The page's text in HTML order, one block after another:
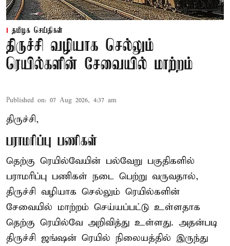
தமிழக செய்திகள்
திருச்சி வழியாக செல்லும்
ரெயில்களின் சேவையில் மாற்றம்
Published on: 07 Aug 2026, 4:37 am
திருச்சி,
பராமரிப்பு பணிகள்
தெற்கு ரெயில்வேயின் பல்வேறு பகுதிகளில்
பராமரிப்பு பணிகள் நடை பெற்று வருவதால்,
திருச்சி வழியாக செல்லும் ரெயில்களின்
சேவையில் மாற்றம் செய்யப்பட்டு உள்ளதாக
தெற்கு ரெயில்வே அறிவித்து உள்ளது. அதன்படி
திருச்சி ஜங்ஷன் ரெயில் நிலையத்தில் இருந்து